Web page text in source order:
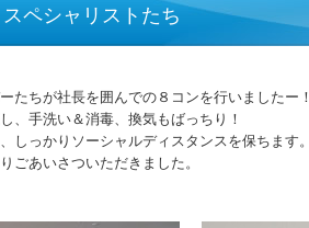
ペシャリストたち
たちが社長を囲んでの８コンを行いましたー！
、手洗い＆消毒、換気もばっちり！
しっかりソーシャルディスタンスを保ちます。
ごあいさついただきました。